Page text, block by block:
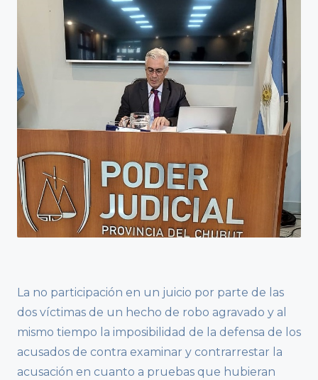
La no participación en un juicio por parte de las
dos víctimas de un hecho de robo agravado y al
mismo tiempo la imposibilidad de la defensa de los
acusados de contra examinar y contrarrestar la
acusación en cuanto a pruebas que hubieran